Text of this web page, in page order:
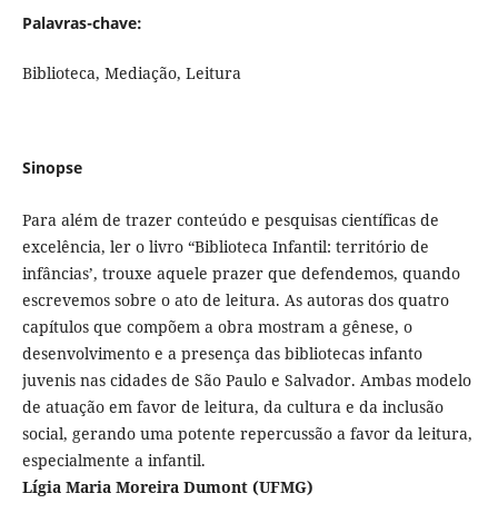
Palavras-chave:
Biblioteca, Mediação, Leitura
Sinopse
Para além de trazer conteúdo e pesquisas científicas de
excelência, ler o livro “Biblioteca Infantil: território de
infâncias’, trouxe aquele prazer que defendemos, quando
escrevemos sobre o ato de leitura. As autoras dos quatro
capítulos que compõem a obra mostram a gênese, o
desenvolvimento e a presença das bibliotecas infanto
juvenis nas cidades de São Paulo e Salvador. Ambas modelo
de atuação em favor de leitura, da cultura e da inclusão
social, gerando uma potente repercussão a favor da leitura,
especialmente a infantil.
Lígia Maria Moreira Dumont (UFMG)